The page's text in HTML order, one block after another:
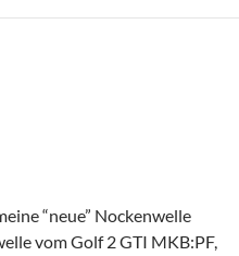
“neue” Nockenwelle
vom Golf 2 GTI MKB:PF,